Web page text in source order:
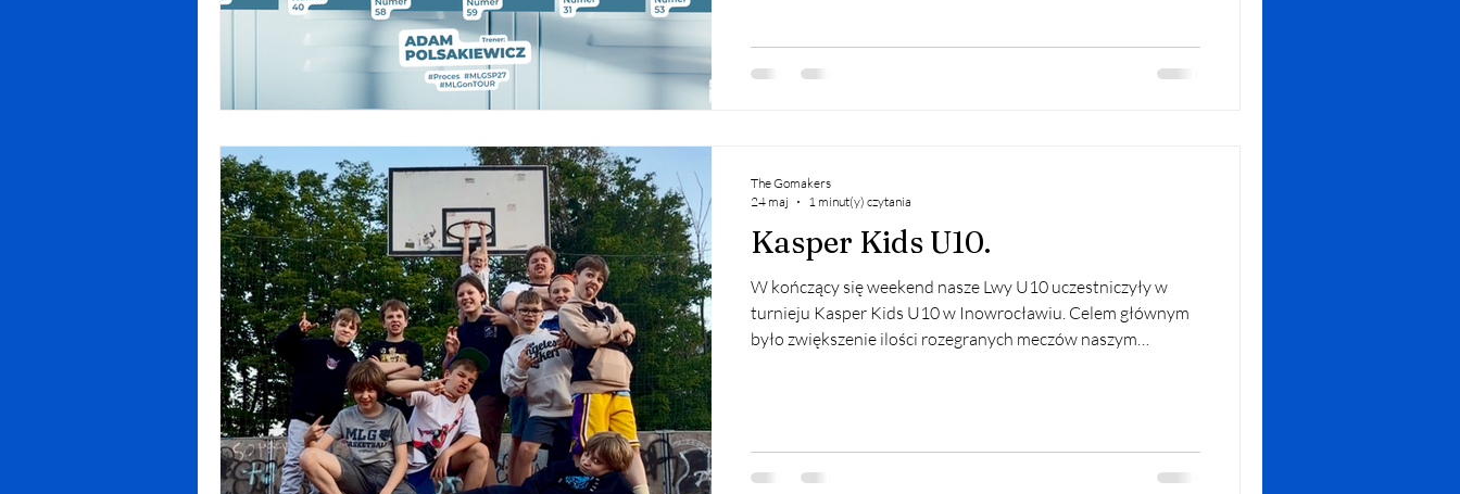
(piątek, godz. 9:00 w hali przy ul. Bartoszyckiej 45/47) oraz
Kasper Kids U10.
W kończący się weekend nasze Lwy U10 uczestniczyły w
turnieju Kasper Kids U10 w Inowrocławiu. Celem głównym
było zwiększenie ilości rozegranych meczów naszym
Włocławka. Pierwsza połowa niemrawa i przegrana, a druga
The Gomakers
24 maj
1 minut(y) czytania